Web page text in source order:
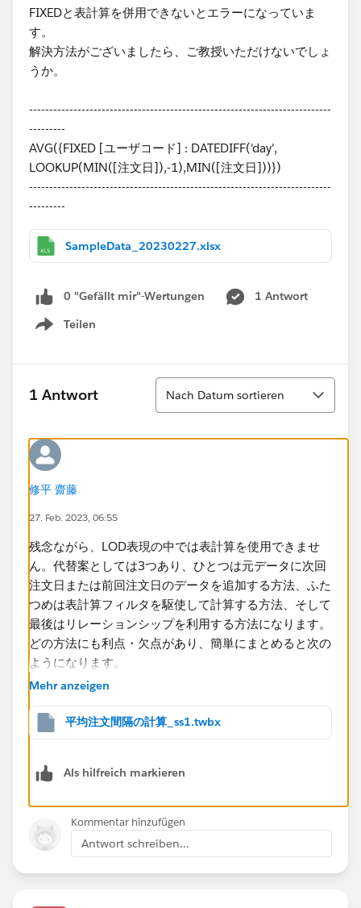
FIXEDと表計算を併用できないとエラーになっていま
す。
解決方法がございましたら、ご教授いただけないでしょ
うか。​
---------------------------------------------------------------------------
---------
AVG({FIXED [ユーザコード] : DATEDIFF('day',
LOOKUP(MIN([注文日]),-1),MIN([注文日]))})
---------------------------------------------------------------------------
---------
SampleData_20230227.xlsx
0 "Gefällt mir"-Wertungen
1 Antwort
Teilen
Show menu
1 Antwort
Sortieren
Nach Datum sortieren
修平 齋藤
27. Feb. 2023, 06:55
残念ながら、LOD表現の中では表計算を使用できませ
ん。代替案としては3つあり、ひとつは元データに次回
注文日または前回注文日のデータを追加する方法、ふた
つめは表計算フィルタを駆使して計算する方法、そして
最後はリレーションシップを利用する方法になります。
どの方法にも利点・欠点があり、簡単にまとめると次の
ようになります。
利点：Tableauでの計算量が小さく済む。注文間隔を
ディメンションとして扱うことができる
利点：事前の加工が不要なケースが多い。集計条件を
柔軟に変更しながら間隔の計算ができる
欠点：計算量が多くなる。​計算された注文間隔をディ
メンションとして扱うことができない
Mehr anzeigen
平均注文間隔の計算_ss1.twbx
Als hilfreich markieren
Kommentar hinzufügen
Antwort schreiben...